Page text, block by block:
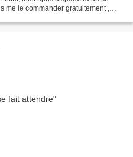
le commander gratuitement ,